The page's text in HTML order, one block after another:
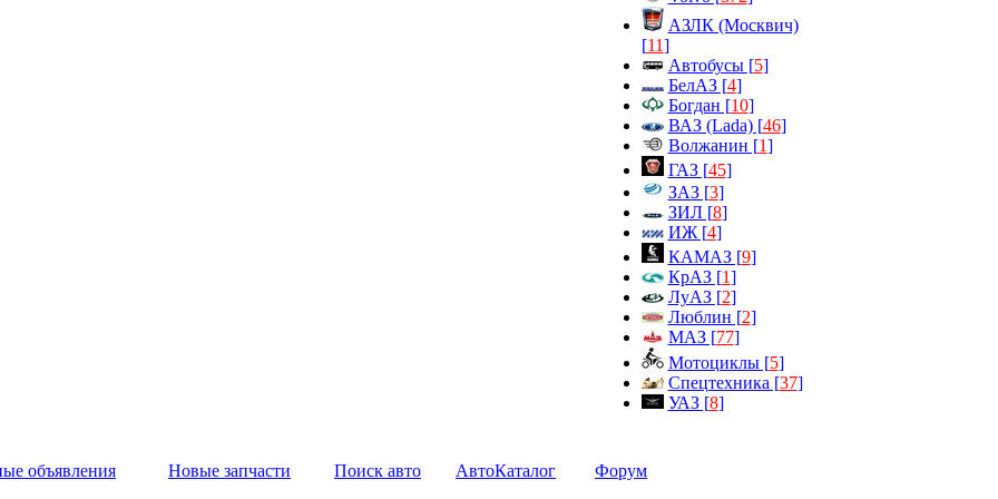
АЗЛК (Москвич)
[11]
Автобусы [5]
БелАЗ [4]
Богдан [10]
ВАЗ (Lada) [46]
Волжанин [1]
ГАЗ [45]
ЗАЗ [3]
ЗИЛ [8]
ИЖ [4]
КАМАЗ [9]
КрАЗ [1]
ЛуАЗ [2]
Люблин [2]
МАЗ [77]
Мотоциклы [5]
Спецтехника [37]
УАЗ [8]
объявления Новые запчасти Поиск авто АвтоКаталог Форум